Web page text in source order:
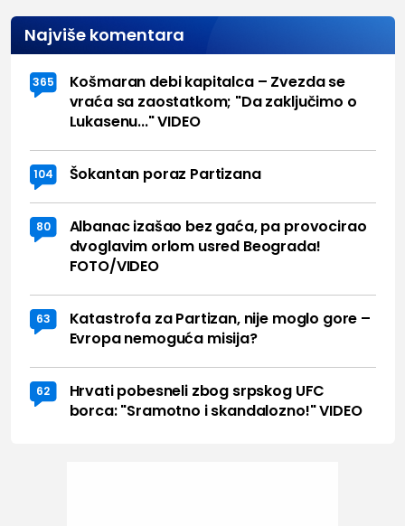
Najviše komentara
365
Košmaran debi kapitalca – Zvezda se
vraća sa zaostatkom; "Da zaključimo o
Lukasenu..." VIDEO
104 Šokantan poraz Partizana
80
Albanac izašao bez gaća, pa provocirao
dvoglavim orlom usred Beograda!
FOTO/VIDEO
63
Katastrofa za Partizan, nije moglo gore –
Evropa nemoguća misija?
62
Hrvati pobesneli zbog srpskog UFC
borca: "Sramotno i skandalozno!" VIDEO